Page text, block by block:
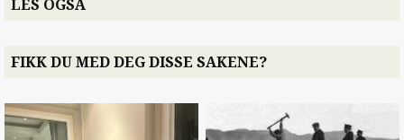
LES OGSÅ
FIKK DU MED DEG DISSE SAKENE?